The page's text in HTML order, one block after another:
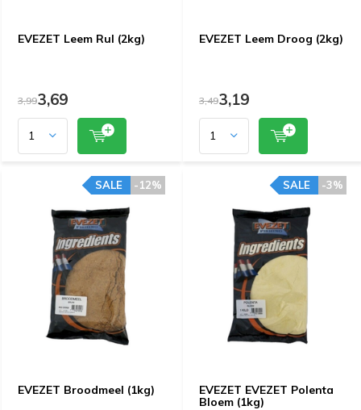
EVEZET Leem Rul (2kg)
3,993,69
EVEZET Leem Droog (2kg)
3,493,19
EVEZET Broodmeel (1kg)
-12%
SALE
EVEZET EVEZET Polenta
Bloem (1kg)
-3%
SALE